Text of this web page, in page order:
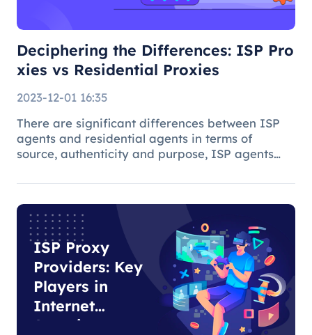
Deciphering the Differences: ISP Pro
xies vs Residential Proxies
2023-12-01 16:35
There are significant differences between ISP
agents and residential agents in terms of
source, authenticity and purpose, ISP agents
residential agents play an important role in
ISP Proxy
Providers: Key
Players in
Internet
Security